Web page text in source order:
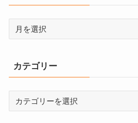
カテゴリー